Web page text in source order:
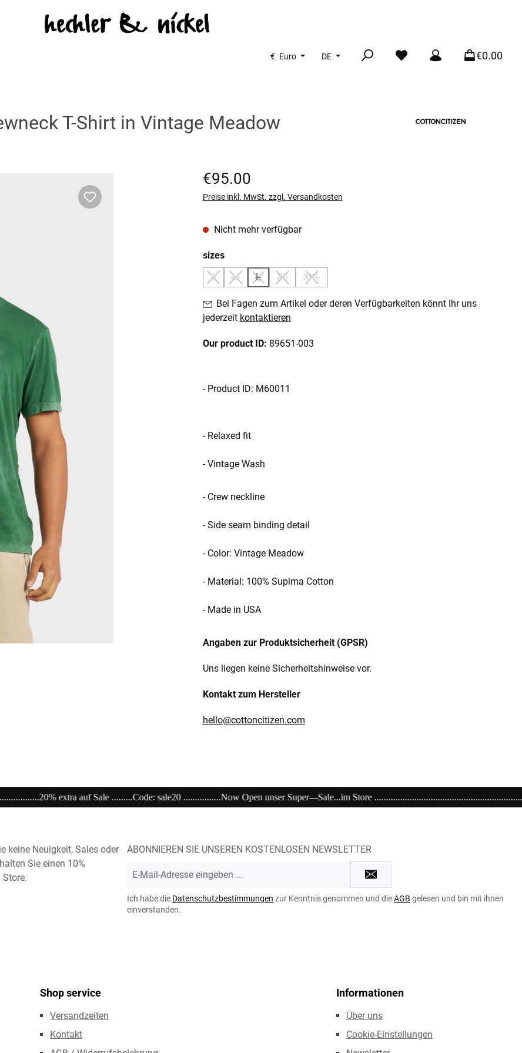
€ Euro DE €0.00
T-Shirt in Vintage Meadow
Regulärer Preis:
€95.00
Preise inkl. MwSt. zzgl. Versandkosten
Nicht mehr verfügbar
sizesauswählen
S
(Diese Option ist zurzeit nicht verfügbar.)
M
(Diese Option ist zurzeit nicht verfügbar.)
L
(Diese Option ist zurzeit nicht verfügbar.)
XL
(Diese Option ist zurzeit nicht verfügbar.)
XXL
(Diese Option ist zurzeit nicht verfügbar.)
Bei Fagen zum Artikel oder deren Verfügbarkeiten könnt Ihr uns
jederzeit kontaktieren
Our product ID: 89651-003
- Product ID: M60011
- Relaxed fit
- Vintage Wash
- Crew neckline
- Side seam binding detail
- Color: Vintage Meadow
- Material: 100% Supima Cotton
- Made in USA
Angaben zur Produktsicherheit (GPSR)
Uns liegen keine Sicherheitshinweise vor.
Kontakt zum Hersteller
hello@cottoncitizen.com
sale20 ................Now Open unser Super---Sale...im Store
keine Neuigkeit, Sales oder
Sie einen 10%
ABONNIEREN SIE UNSEREN KOSTENLOSEN NEWSLETTER
Mail-
*
Ich habe die Datenschutzbestimmungen zur Kenntnis genommen und dieAGB gelesen und bin mit ihnen
einverstanden.
Shop service
Versandzeiten
Kontakt
Informationen
Über uns
Cookie-Einstellungen